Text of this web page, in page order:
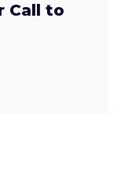
Call to